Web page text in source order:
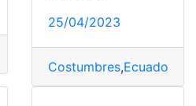
25/04/2023
Costumbres,Ecuador